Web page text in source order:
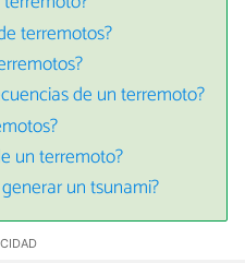
terremotos?
de un terremoto?
un terremoto?
un tsunami?